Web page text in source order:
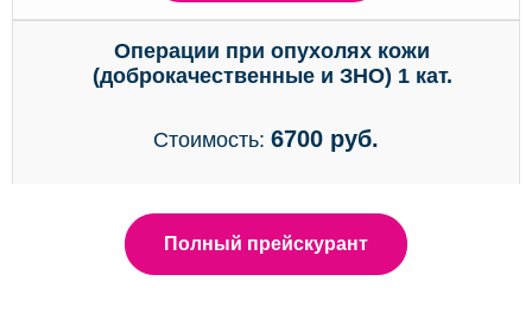
Операции при опухолях кожи
(доброкачественные и ЗНО) 1 кат.
Стоимость: 6700 руб.
Записаться
Полный прейскурант